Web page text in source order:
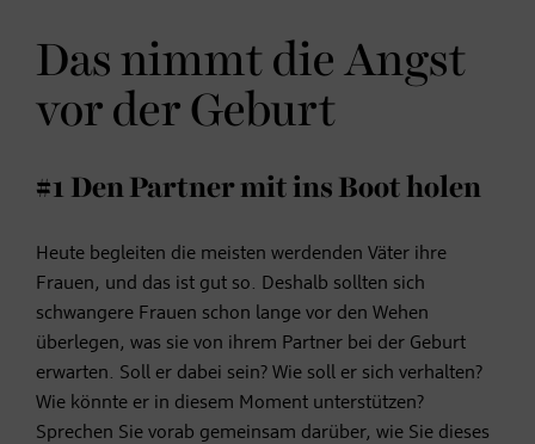
Das nimmt die Angst
vor der Geburt
#1 Den Partner mit ins Boot holen
Heute begleiten die meisten werdenden Väter ihre
Frauen, und das ist gut so. Deshalb sollten sich
schwangere Frauen schon lange vor den Wehen
überlegen, was sie von ihrem Partner bei der Geburt
erwarten. Soll er dabei sein? Wie soll er sich verhalten?
Wie könnte er in diesem Moment unterstützen?
Sprechen Sie vorab gemeinsam darüber, wie Sie dieses